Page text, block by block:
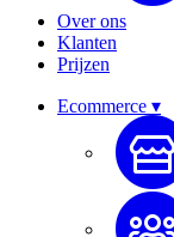
Over ons
Klanten
Prijzen
Ecommerce ▾